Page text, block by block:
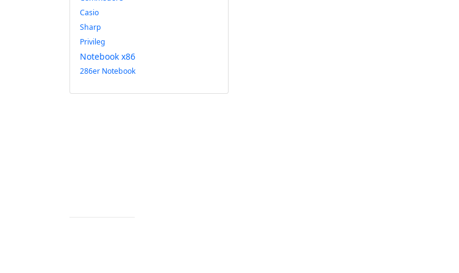
Casio
Sharp
Privileg
Notebook x86
286er Notebook